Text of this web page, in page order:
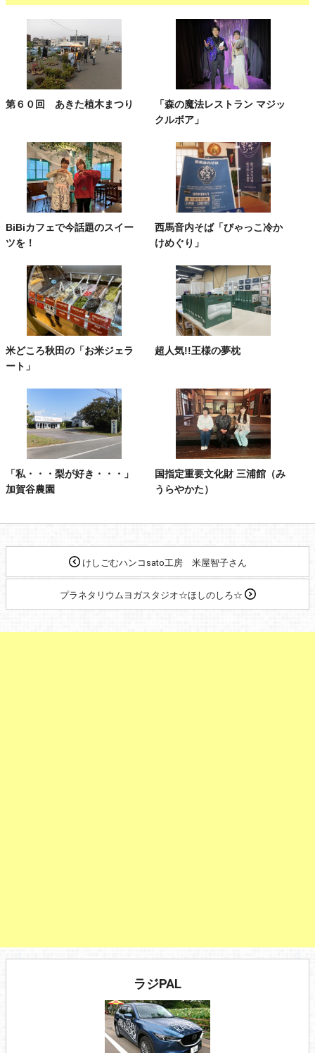
第６０回 あきた植木まつり
「森の魔法レストラン マジッ
クルボア」
BiBiカフェで今話題のスイー
ツを！
西馬音内そば「びゃっこ冷か
けめぐり」
米どころ秋田の「お米ジェラ
ート」
超人気!!王様の夢枕
「私・・・梨が好き・・・」
加賀谷農園
国指定重要文化財 三浦館（み
うらやかた）
けしごむハンコsato工房 米屋智子さん
プラネタリウムヨガスタジオ☆ほしのしろ☆
ラジPAL